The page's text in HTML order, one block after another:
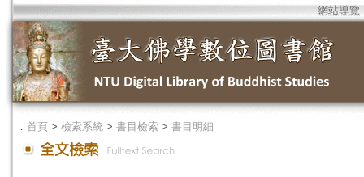
網站導覽
． 首頁 > 檢索系統 > 書目檢索 > 書目明細